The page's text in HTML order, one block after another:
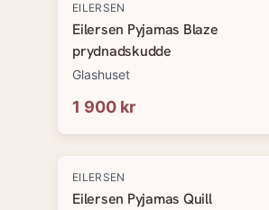
EILERSEN
Eilersen Pyjamas Blaze
prydnadskudde
Glashuset
1 900 kr
EILERSEN
Eilersen Pyjamas Quill